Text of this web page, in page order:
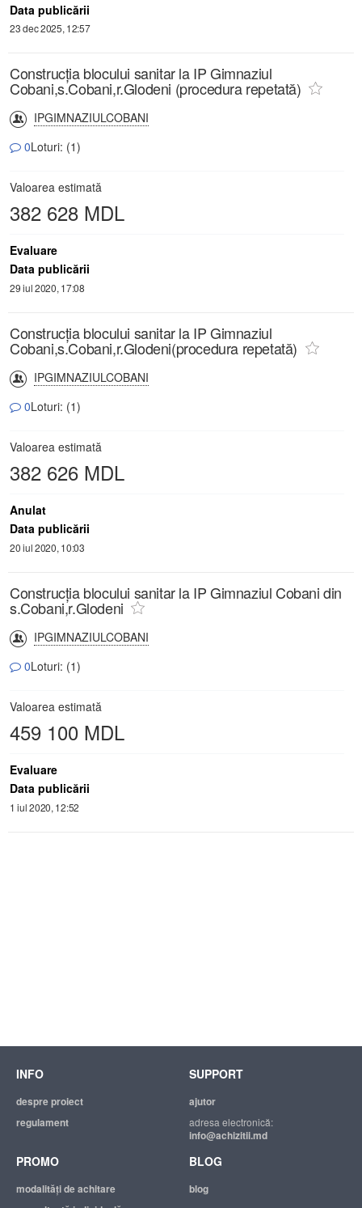
Data publicării
23 dec 2025, 12:57
Construcția blocului sanitar la IP Gimnaziul
Cobani,s.Cobani,r.Glodeni (procedura repetată)
IPGIMNAZIULCOBANI
0Loturi: (1)
Valoarea estimată
382 628 MDL
Evaluare
Data publicării
29 iul 2020, 17:08
Construcția blocului sanitar la IP Gimnaziul
Cobani,s.Cobani,r.Glodeni(procedura repetată)
IPGIMNAZIULCOBANI
0Loturi: (1)
Valoarea estimată
382 626 MDL
Anulat
Data publicării
20 iul 2020, 10:03
Construcția blocului sanitar la IP Gimnaziul Cobani din
s.Cobani,r.Glodeni
IPGIMNAZIULCOBANI
0Loturi: (1)
Valoarea estimată
459 100 MDL
Evaluare
Data publicării
1 iul 2020, 12:52
INFO
despre proiect
regulament
SUPPORT
ajutor
adresa electronică:
info@achizitii.md
PROMO
modalităţi de achitare
BLOG
blog